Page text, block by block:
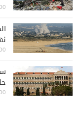
08-07
08-07
08-07